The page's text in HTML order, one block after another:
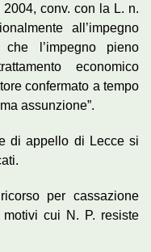
conv. con la L. n.
all’impegno
l’impegno pieno
economico
confermato a tempo
assunzione”.
di appello di Lecce si
per cassazione
motivi cui N. P. resiste